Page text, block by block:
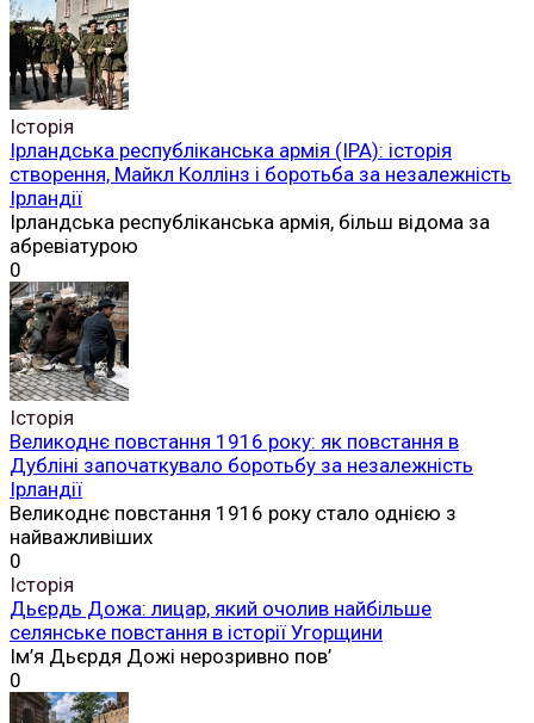
Нові публікації
Історія
Англо-ірландський договір 1921 року: як угода між
Великою Британією та Ірландією змінила історію
острова
Англо-ірландський договір, підписаний 6 грудня 1921
0